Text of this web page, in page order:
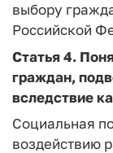
выбору
Российской
Статья 4.
граждан,
вследствие
Социальная
воздействию